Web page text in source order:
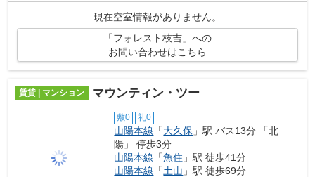
現在空室情報がありません。
「フォレスト枝吉」への
お問い合わせはこちら
賃貸 | マンション マウンティン・ツー
敷0 礼0
山陽本線 「大久保 」駅 バス13分 「北
陽」 停歩3分
山陽本線 「魚住 」駅 徒歩41分
山陽本線 「土山 」駅 徒歩69分